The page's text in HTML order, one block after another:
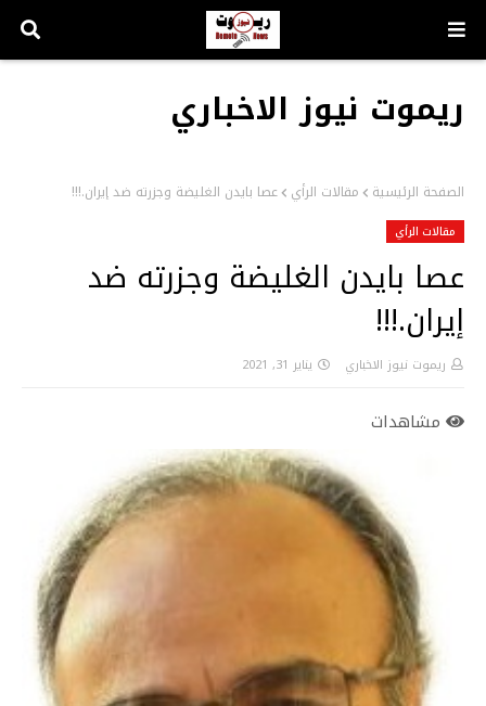
ريموت نيوز الاخباري
الصفحة الرئيسية مقالات الرأي عصا بايدن الغليضة وجزرته ضد إيران.!!!
مقالات الرأي
عصا بايدن الغليضة وجزرته ضد
إيران.!!!
ريموت نيوز الاخباري يناير 31, 2021
مشاهدات